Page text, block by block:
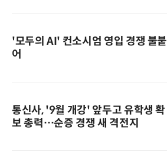
'모두의 AI' 컨소시엄 영입 경쟁 불붙
어
통신사, '9월 개강' 앞두고 유학생 확
보 총력…순증 경쟁 새 격전지